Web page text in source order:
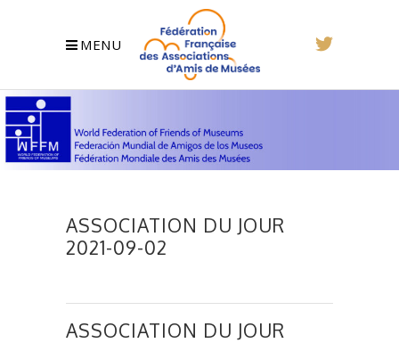
MENU
ASSOCIATION DU JOUR
2021-09-02
ASSOCIATION DU JOUR